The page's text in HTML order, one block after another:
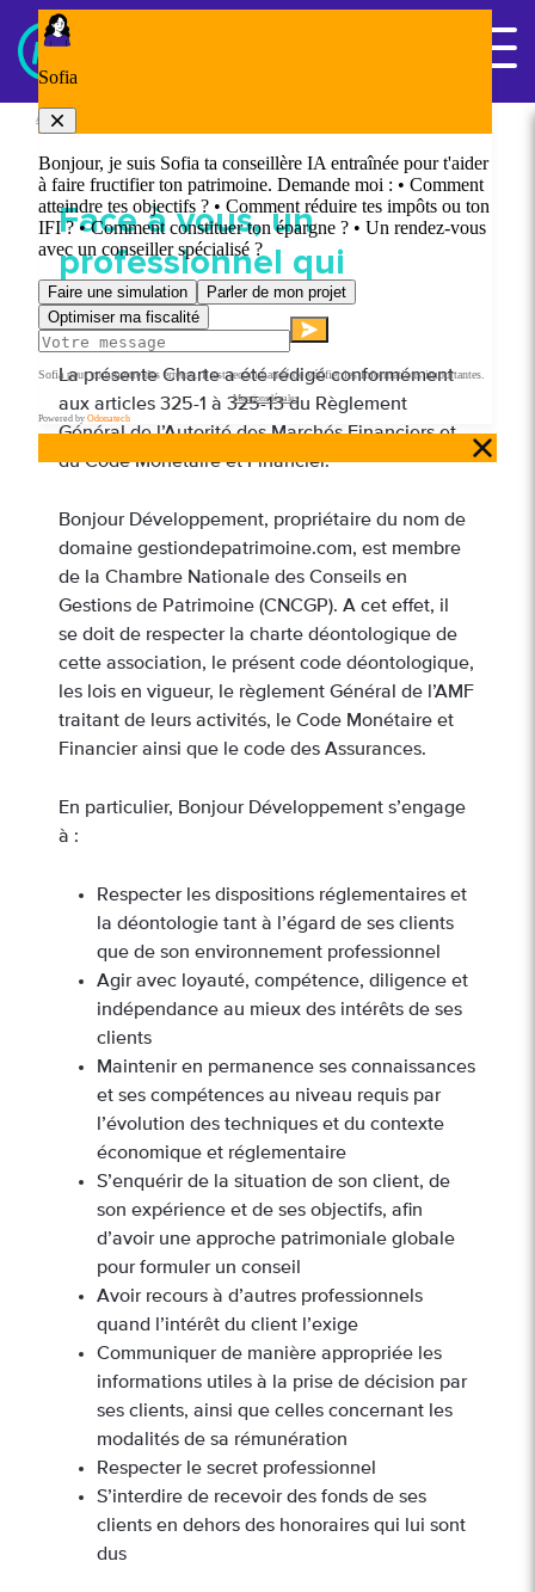
Panneau de gestion des cookies
Accueil
Face à vous, un
professionnel qui
s’engage
La présente Charte a été rédigé conformément
aux articles 325-1 à 325-13 du Règlement
Général de l’Autorité des Marchés Financiers et
du Code Monétaire et Financier.
Bonjour Développement, propriétaire du nom de
domaine gestiondepatrimoine.com, est membre
de la Chambre Nationale des Conseils en
Gestions de Patrimoine (CNCGP). A cet effet, il
se doit de respecter la charte déontologique de
cette association, le présent code déontologique,
les lois en vigueur, le règlement Général de l’AMF
traitant de leurs activités, le Code Monétaire et
Financier ainsi que le code des Assurances.
En particulier, Bonjour Développement s’engage
à :
Respecter les dispositions réglementaires et
la déontologie tant à l’égard de ses clients
que de son environnement professionnel
Agir avec loyauté, compétence, diligence et
indépendance au mieux des intérêts de ses
clients
Maintenir en permanence ses connaissances
et ses compétences au niveau requis par
l’évolution des techniques et du contexte
économique et réglementaire
S’enquérir de la situation de son client, de
son expérience et de ses objectifs, afin
d’avoir une approche patrimoniale globale
pour formuler un conseil
Avoir recours à d’autres professionnels
quand l’intérêt du client l’exige
Communiquer de manière appropriée les
informations utiles à la prise de décision par
ses clients, ainsi que celles concernant les
modalités de sa rémunération
Respecter le secret professionnel
S’interdire de recevoir des fonds de ses
clients en dehors des honoraires qui lui sont
dus